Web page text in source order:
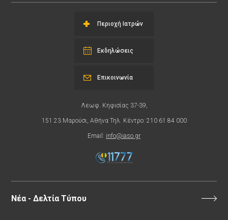
Περιοχή Ιατρών
Εκδηλώσεις
Λεωφ. Κηφισίας 37-39,
151 23 Μαρούσι, Αθήνα Τηλ. Κέντρο: 210 61 84 000
Email: info@iaso.gr
Επικοινωνία
Νέα - Δελτία Τύπου